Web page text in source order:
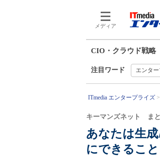
メディア
CIO・クラウド戦略
注目ワード エンタ
ITmedia エンタープライズ
あなたは生
にできること
キーマンズネット ま